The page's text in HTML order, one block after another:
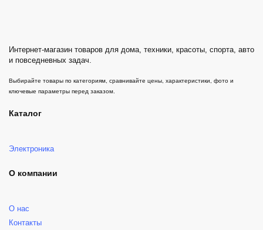
Интернет-магазин товаров для дома, техники, красоты, спорта, авто
и повседневных задач.
Выбирайте товары по категориям, сравнивайте цены, характеристики, фото и
ключевые параметры перед заказом.
Каталог
Электроника
О компании
О нас
Контакты